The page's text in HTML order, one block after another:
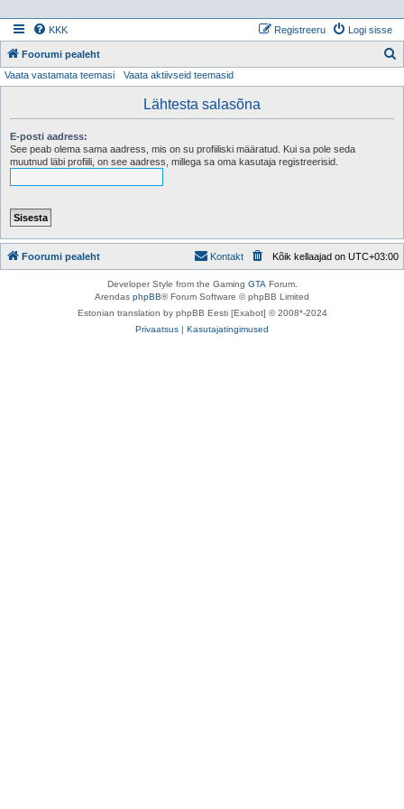
KKK Logi sisse
Registreeru
Foorumi pealeht
Vaata vastamata teemasi Vaata aktiivseid teemasid
Lähtesta salasõna
E-posti aadress:
See peab olema sama aadress, mis on su profiiliski määratud. Kui sa pole seda
muutnud läbi profiili, on see aadress, millega sa oma kasutaja registreerisid.
Foorumi pealeht Kõik kellaajad on UTC+03:00
Kontakt
Developer Style from the Gaming GTA Forum.
Arendas phpBB® Forum Software © phpBB Limited
Estonian translation by phpBB Eesti [Exabot] © 2008*-2024
Privaatsus | Kasutajatingimused